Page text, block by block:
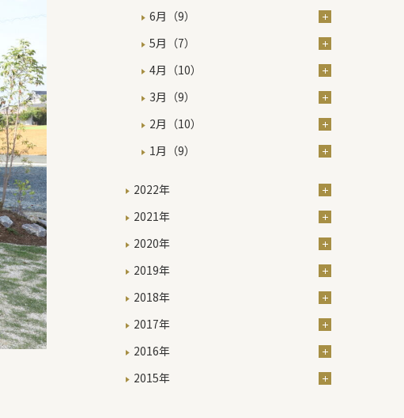
6月（9）
5月（7）
4月（10）
3月（9）
2月（10）
1月（9）
2022年
2021年
2020年
2019年
2018年
2017年
2016年
2015年